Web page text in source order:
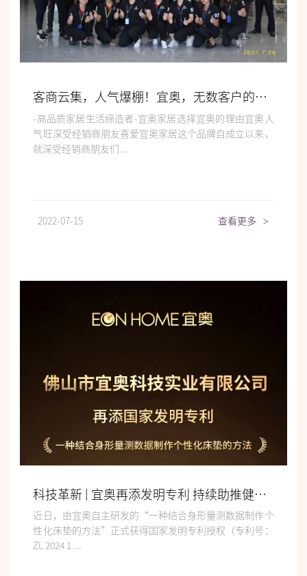
客商云集，人气爆棚！宜奥，无数客户的信赖之选！
-高品质家居生活缔造者-宜奥家居选择宜奥的理由宜奥人
气旺深受经销商朋友喜爱宜奥家居这个品牌自成立以来，
就深受经销商朋友们...
2022-07-15 查看更多 >
科技革新 | 宜奥再添发明专利 持续助推健康好睡眠
近日，由宜奥自主研发的“一种结合身形量测数据制作个
性化床垫的方法”正式获得国家发明专利授权（专利号：
ZL 2024 1 ...